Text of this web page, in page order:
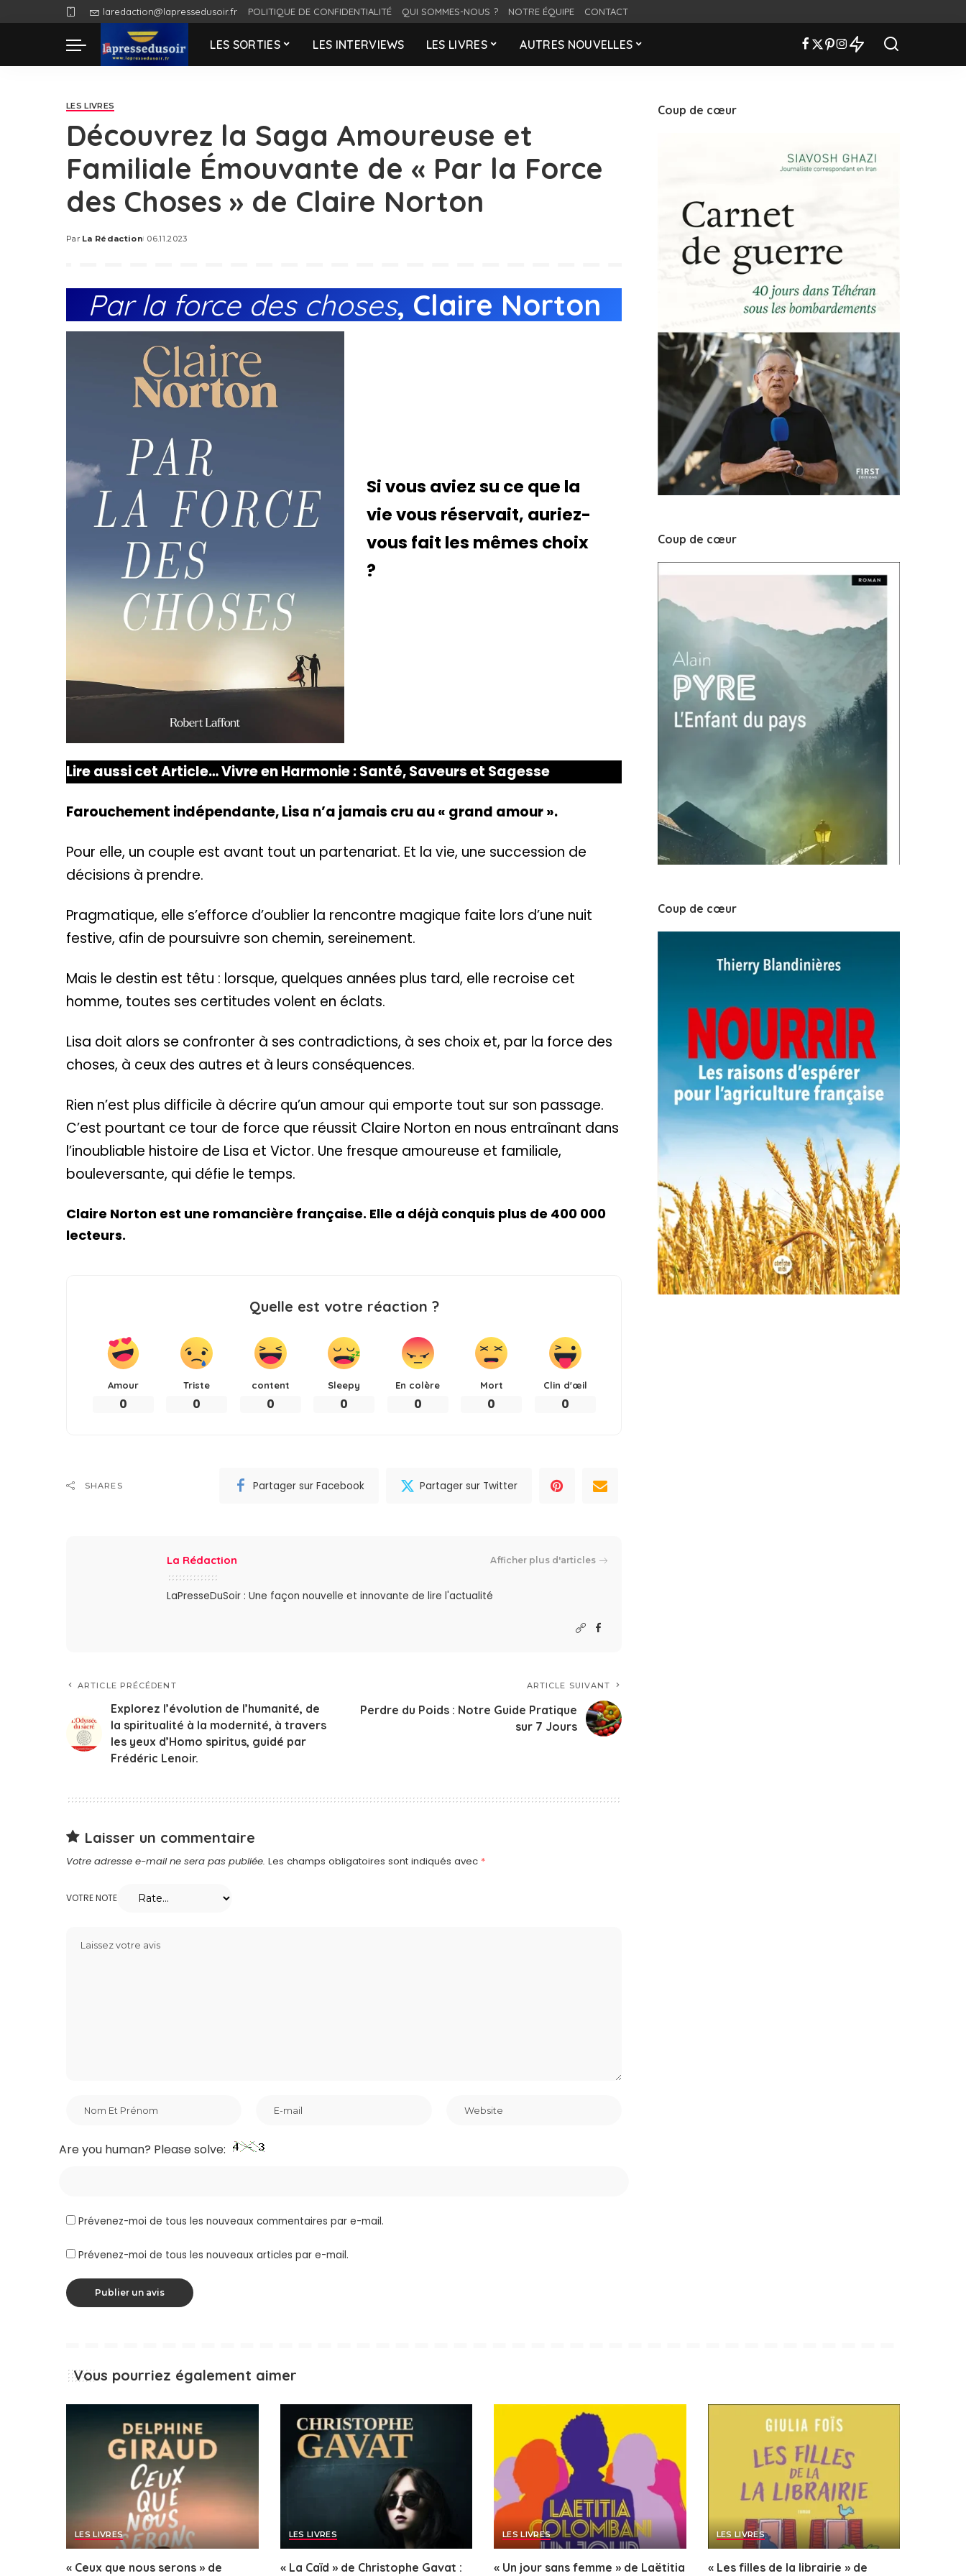
laredaction@lapressedusoir.fr POLITIQUE DE CONFIDENTIALITÉ QUI SOMMES-NOUS ? NOTRE ÉQUIPE CONTACT
LES SORTIES LES INTERVIEWS LES LIVRES AUTRES NOUVELLES
LES LIVRES
Découvrez la Saga Amoureuse et
Familiale Émouvante de « Par la Force
des Choses » de Claire Norton
Posted
Par La Rédaction 06.11.2023
Par la force des choses, Claire Norton
​Si vous aviez su ce que la
vie vous réservait, auriez-
vous fait les mêmes choix
?
Lire aussi cet Article…Vivre en Harmonie : Santé, Saveurs et Sagesse
Farouchement indépendante, Lisa n’a jamais cru au « grand amour ».
Pour elle, un couple est avant tout un partenariat. Et la vie, une succession de
décisions à prendre.
Pragmatique, elle s’efforce d’oublier la rencontre magique faite lors d’une nuit
festive, afin de poursuivre son chemin, sereinement.
Mais le destin est têtu : lorsque, quelques années plus tard, elle recroise cet
homme, toutes ses certitudes volent en éclats.
Lisa doit alors se confronter à ses contradictions, à ses choix et, par la force des
choses, à ceux des autres et à leurs conséquences.
Rien n’est plus difficile à décrire qu’un amour qui emporte tout sur son passage.
C’est pourtant ce tour de force que réussit Claire Norton en nous entraînant dans
l’inoubliable histoire de Lisa et Victor. Une fresque amoureuse et familiale,
bouleversante, qui défie le temps.
Claire Norton est une romancière française. Elle a déjà conquis plus de 400 000
lecteurs.
Quelle est votre réaction ?
Amour
0
Triste
0
content
0
Sleepy
0
En colère
0
Mort
0
Clin d'œil
0
SHARES Partager sur Facebook Partager sur Twitter
La Rédaction Afficher plus d'articles
LaPresseDuSoir : Une façon nouvelle et innovante de lire l'actualité
ARTICLE PRÉCÉDENT
Explorez l’évolution de l’humanité, de
la spiritualité à la modernité, à travers
les yeux d’Homo spiritus, guidé par
Frédéric Lenoir.
ARTICLE SUIVANT
Perdre du Poids : Notre Guide Pratique
sur 7 Jours
Laisser un commentaire
Votre adresse e-mail ne sera pas publiée. Les champs obligatoires sont indiqués avec *
VOTRE NOTE
Are you human? Please solve:
Prévenez-moi de tous les nouveaux commentaires par e-mail.
Prévenez-moi de tous les nouveaux articles par e-mail.
Coup de cœur
Coup de cœur
Coup de cœur
Vous pourriez également aimer
LES LIVRES
« Ceux que nous serons » de
LES LIVRES
« La Caïd » de Christophe Gavat :
LES LIVRES
« Un jour sans femme » de Laëtitia
LES LIVRES
« Les filles de la librairie » de